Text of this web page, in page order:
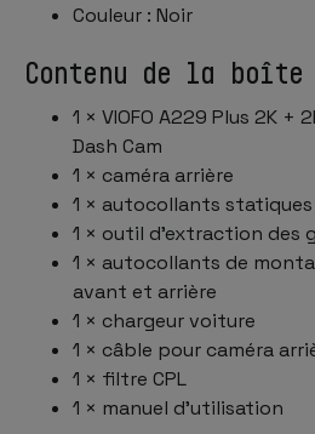
Couleur : Noir
Contenu de la
1 × VIOFO A229 Plus 2K +
Dash Cam
1 × caméra arrière
1 × autocollants
1 × outil d’extraction des
1 × autocollants de
avant et arrière
1 × chargeur voiture
1 × câble pour caméra
1 × filtre CPL
1 × manuel d’utilisation